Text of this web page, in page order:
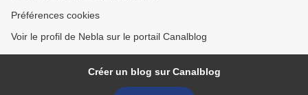
Préférences cookies
Voir le profil de Nebla sur le portail Canalblog
Créer un blog sur Canalblog